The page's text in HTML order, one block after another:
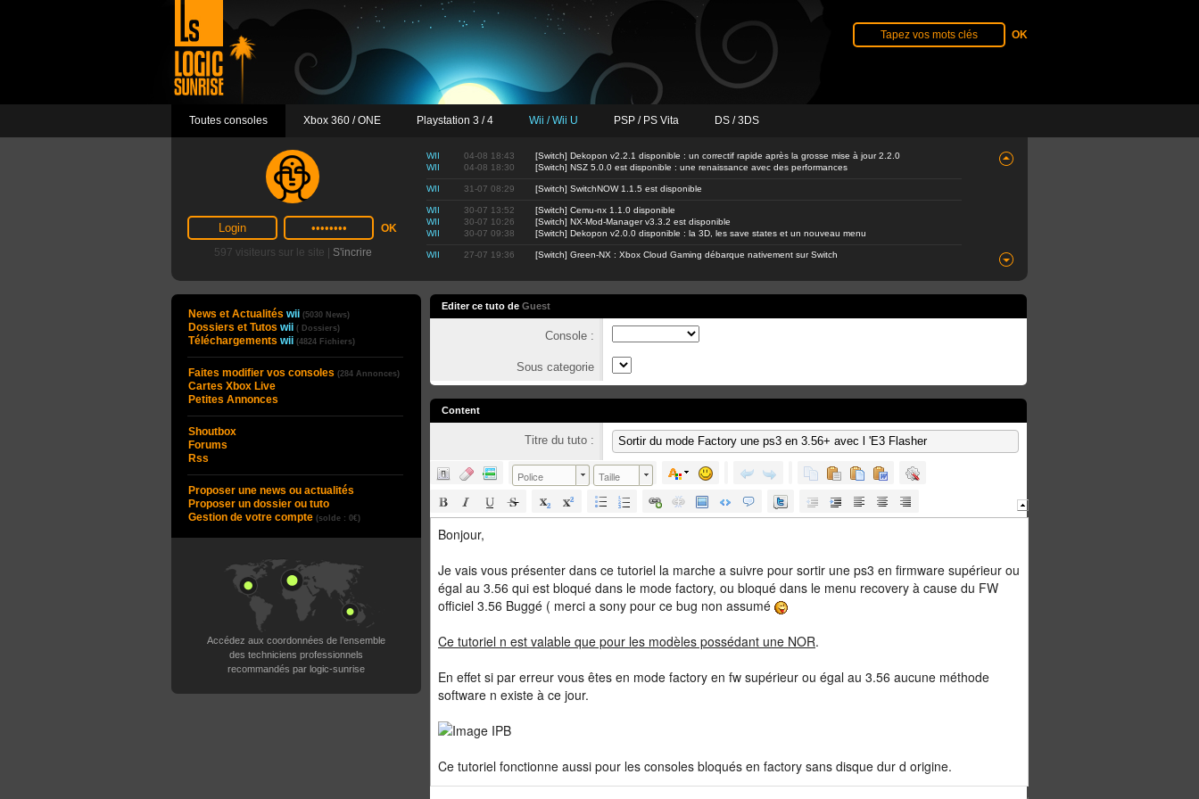
Toutes consoles Xbox 360 / ONE Playstation 3 / 4 Wii / Wii U PSP / PS Vita DS / 3DS
597 visiteurs sur le site | S'incrire
WII 04-08 18:43
[Switch] Dekopon v2.2.1 disponible : un correctif rapide après la grosse mise à jour 2.2.0
WII
04-08 18:30 [Switch] NSZ 5.0.0 est disponible : une renaissance avec des performances
WII 31-07 08:29 [Switch] SwitchNOW 1.1.5 est disponible
WII 30-07 13:52
[Switch] Cemu-nx 1.1.0 disponible
WII
30-07 10:26
[Switch] NX-Mod-Manager v3.3.2 est disponible
WII
30-07 09:38 [Switch] Dekopon v2.0.0 disponible : la 3D, les save states et un nouveau menu
WII 27-07 19:36 [Switch] Green-NX : Xbox Cloud Gaming débarque nativement sur Switch
News et Actualités wii (5030 News)
Dossiers et Tutos wii ( Dossiers)
Téléchargements wii (4824 Fichiers)
Faites modifier vos consoles (284 Annonces)
Cartes Xbox Live
Petites Annonces
Shoutbox
Forums
Rss
Proposer une news ou actualités
Proposer un dossier ou tuto
Gestion de votre compte (solde : 0€)
Accédez aux coordonnées de l’ensemble
des techniciens professionnels
recommandés par logic-sunrise
Editer ce tuto de Guest
Console :
Sous categorie
Content
Titre du tuto :
Police Taille